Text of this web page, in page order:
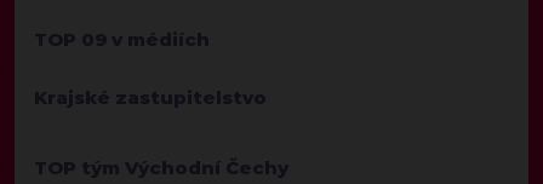
TOP 09 v médiích
Krajské zastupitelstvo
TOP tým Východní Čechy